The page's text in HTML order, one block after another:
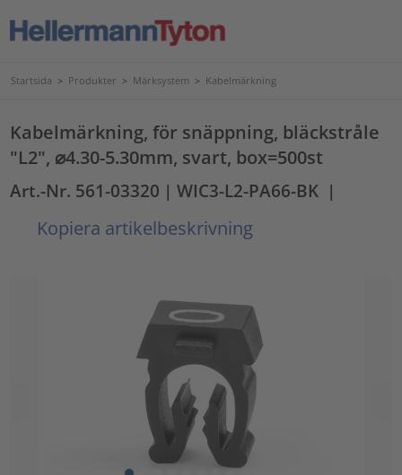
Startsida > Produkter > Märksystem > Kabelmärkning
Kabelmärkning, för snäppning, bläckstråle
"L2", ⌀4.30-5.30mm, svart, box=500st
Art.-Nr. 561-03320 | WIC3-L2-PA66-BK |
Kopiera artikelbeskrivning